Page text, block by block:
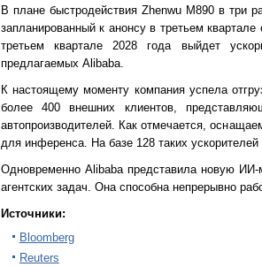
В плане быстродействия Zhenwu M890 в три
запланированный к анонсу в третьем
третьем квартале 2028 года выйдет
предлагаемых Alibaba.
К настоящему моменту компания успела
более 400 внешних клиентов,
автопроизводителей. Как отмечается,
для инференса. На базе 128 таких
Одновременно Alibaba представила новую ИИ-
агентских задач. Она способна непрерывно
Источники:
Bloomberg
Reuters